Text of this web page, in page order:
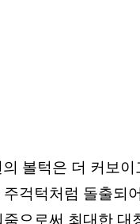
볼턱은 더 커보이
걱턱처럼 돌출되
으로써 최대한 대